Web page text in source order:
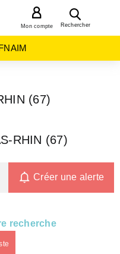
Rechercher
Mon compte
(67)
RHIN (67)
Créer une alerte
recherche